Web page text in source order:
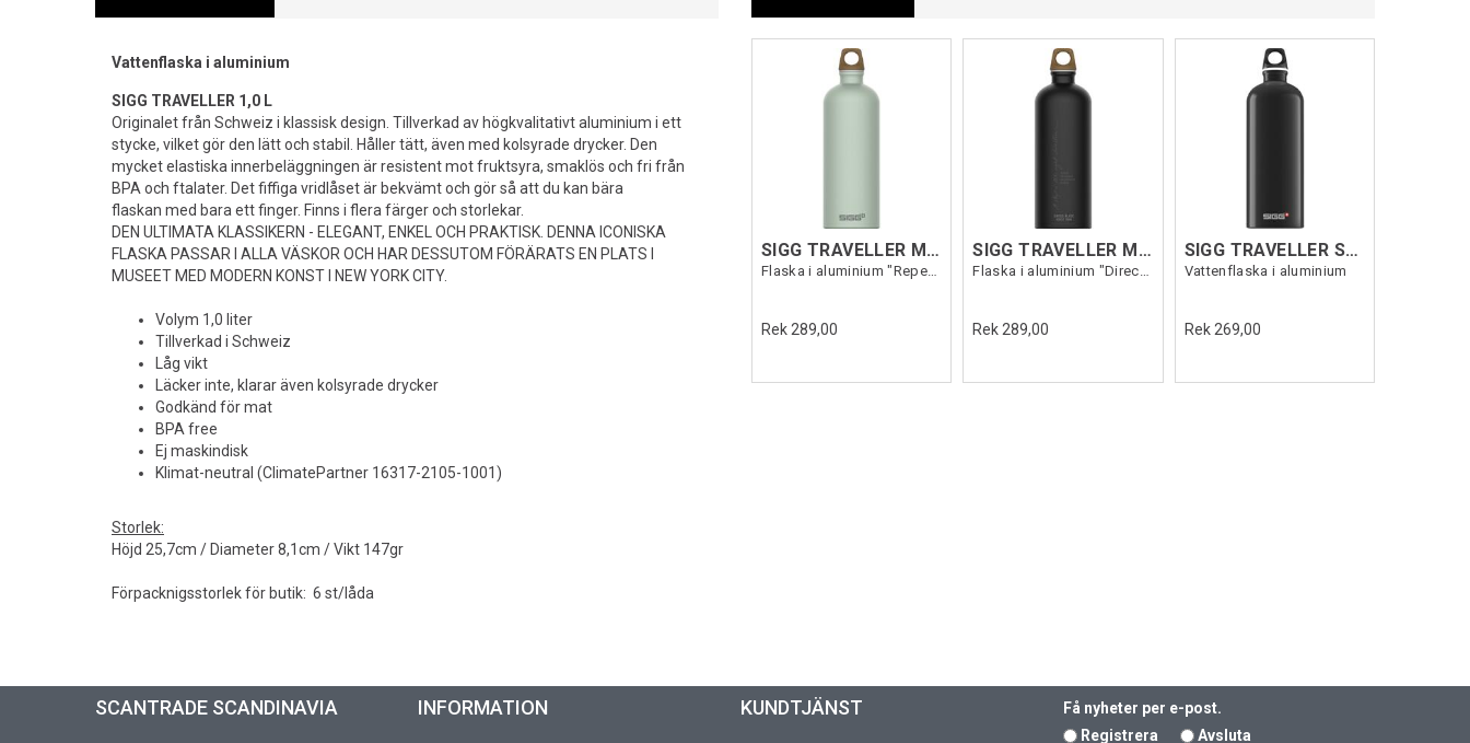
Vattenflaska i aluminium
SIGG TRAVELLER 1,0 L
Originalet från Schweiz i klassisk design. Tillverkad av högkvalitativt aluminium i ett
stycke, vilket gör den lätt och stabil. Håller tätt, även med kolsyrade drycker. Den
mycket elastiska innerbeläggningen är resistent mot fruktsyra, smaklös och fri från
BPA och ftalater. Det fiffiga vridlåset är bekvämt och gör så att du kan bära
flaskan med bara ett finger. Finns i flera färger och storlekar.
DEN ULTIMATA KLASSIKERN - ELEGANT, ENKEL OCH PRAKTISK. DENNA ICONISKA
FLASKA PASSAR I ALLA VÄSKOR OCH HAR DESSUTOM FÖRÄRATS EN PLATS I
MUSEET MED MODERN KONST I NEW YORK CITY.
Volym 1,0 liter
Tillverkad i Schweiz
Låg vikt
Läcker inte, klarar även kolsyrade drycker
Godkänd för mat
BPA free
Ej maskindisk
Klimat-neutral (ClimatePartner 16317-2105-1001)
Storlek:
Höjd 25,7cm / Diameter 8,1cm / Vikt 147gr
Förpacknigsstorlek för butik: 6 st/låda
SIGG TRAVELLER MYPLANET Grön 1L
Flaska i aluminium "Repeat Plain"
Rek 289,00
SIGG TRAVELLER MYPLANET Svart 1L
Flaska i aluminium "Direction Plain"
Rek 289,00
SIGG TRAVELLER Svart 1,0 L
Vattenflaska i aluminium
Rek 269,00
SCANTRADE SCANDINAVIA INFORMATION KUNDTJÄNST
Få nyheter per e-post.
Registrera
Avsluta